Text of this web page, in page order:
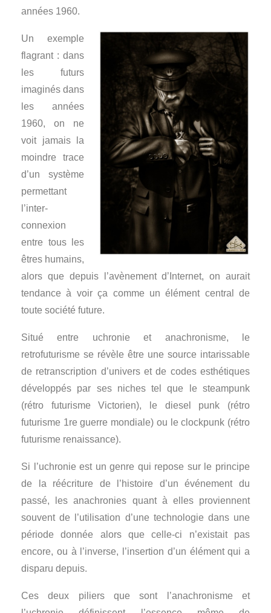
années 1960.
Un exemple
flagrant : dans
les futurs
imaginés dans
les années
1960, on ne
voit jamais la
moindre trace
d’un système
permettant
l’inter-
connexion
entre tous les
êtres humains,
alors que depuis l’avènement d’Internet, on aurait
tendance à voir ça comme un élément central de
toute société future.
Situé entre uchronie et anachronisme, le
retrofuturisme se révèle être une source intarissable
de retranscription d’univers et de codes esthétiques
développés par ses niches tel que le steampunk
(rétro futurisme Victorien), le diesel punk (rétro
futurisme 1re guerre mondiale) ou le clockpunk (rétro
futurisme renaissance).
Si l’uchronie est un genre qui repose sur le principe
de la réécriture de l’histoire d’un événement du
passé, les anachronies quant à elles proviennent
souvent de l’utilisation d’une technologie dans une
période donnée alors que celle-ci n’existait pas
encore, ou à l’inverse, l’insertion d’un élément qui a
disparu depuis.
Ces deux piliers que sont l’anachronisme et